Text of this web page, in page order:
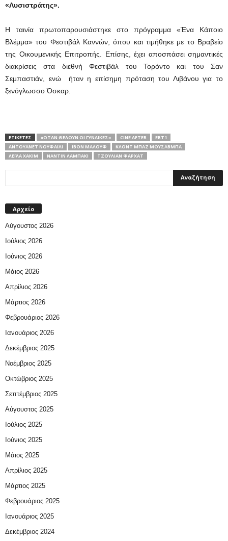
«Λυσιστράτης».
Η ταινία πρωτοπαρουσιάστηκε στο πρόγραμμα «Ένα Κάποιο
Βλέμμα» του Φεστιβάλ Καννών, όπου και τιμήθηκε με το Βραβείο
της Οικουμενικής Επιτροπής. Επίσης, έχει αποσπάσει σημαντικές
διακρίσεις στα διεθνή Φεστιβάλ του Τορόντο και του Σαν
Σεμπαστιάν, ενώ ήταν η επίσημη πρόταση του Λιβάνου για το
ξενόγλωσσο Όσκαρ.
ΕΤΙΚΕΤΕΣ «ΌΤΑΝ ΘΈΛΟΥΝ ΟΙ ΓΥΝΑΊΚΕΣ» CINE AFTER
ERT1
ΑΝΤΟΥΑΝΈΤ ΝΟΥΦΑΪΛΊ
ΙΒΌΝ ΜΑΛΟΎΦ
ΚΛΟΝΤ ΜΠΑΖ ΜΟΥΣΑΒΜΠΆ
ΛΕΪΛΆ ΧΑΚΊΜ
ΝΑΝΤΊΝ ΛΑΜΠΑΚΊ ΤΖΟΎΛΙΑΝ ΦΑΡΧΆΤ
Αρχείο
Αύγουστος 2026
Ιούλιος 2026
Ιούνιος 2026
Μάιος 2026
Απρίλιος 2026
Μάρτιος 2026
Φεβρουάριος 2026
Ιανουάριος 2026
Δεκέμβριος 2025
Νοέμβριος 2025
Οκτώβριος 2025
Σεπτέμβριος 2025
Αύγουστος 2025
Ιούλιος 2025
Ιούνιος 2025
Μάιος 2025
Απρίλιος 2025
Μάρτιος 2025
Φεβρουάριος 2025
Ιανουάριος 2025
Δεκέμβριος 2024